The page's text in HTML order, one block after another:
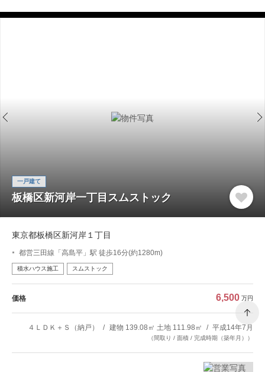
一戸建て
板橋区新河岸一丁目スムストック
東京都板橋区新河岸１丁目
都営三田線「高島平」駅 徒歩16分(約1280m)
積水ハウス施工 スムストック
価格 6,500 万円
４ＬＤＫ＋Ｓ（納戸） 建物 139.08㎡ 土地 111.98㎡ 平成14年7月
（間取り / 面積 / 完成時期（築年月））